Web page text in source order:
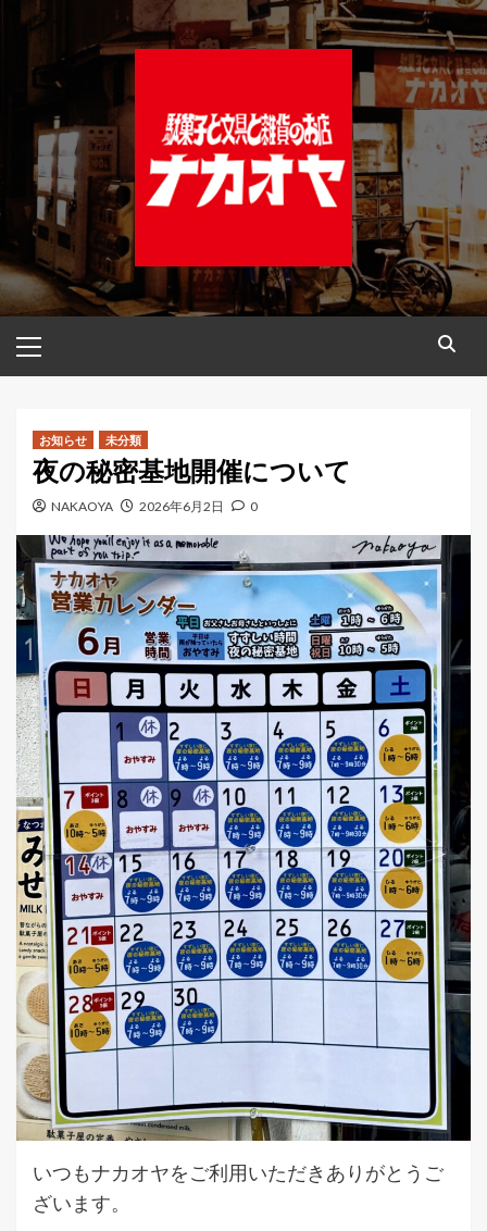
プ
イ
ン
お知らせ 未分類
夜の秘密基地開催について
NAKAOYA 2026年6月2日 0
いつもナカオヤをご利用いただきありがとうご
ざいます。